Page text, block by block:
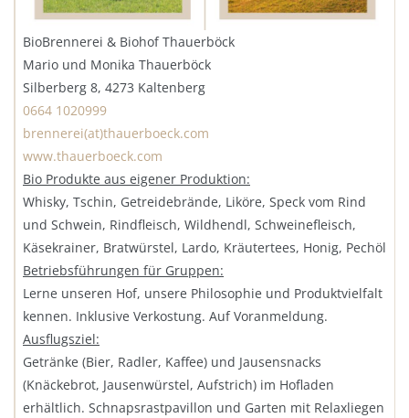
BioBrennerei & Biohof Thauerböck
Mario und Monika Thauerböck
Silberberg 8, 4273 Kaltenberg
0664 1020999
brennerei(at)thauerboeck.com
www.thauerboeck.com
Bio Produkte aus eigener Produktion:
Whisky, Tschin, Getreidebrände, Liköre, Speck vom Rind
und Schwein, Rindfleisch, Wildhendl, Schweinefleisch,
Käsekrainer, Bratwürstel, Lardo, Kräutertees, Honig, Pechöl
Betriebsführungen für Gruppen:
Lerne unseren Hof, unsere Philosophie und Produktvielfalt
kennen. Inklusive Verkostung. Auf Voranmeldung.
Ausflugsziel:
Getränke (Bier, Radler, Kaffee) und Jausensnacks
(Knäckebrot, Jausenwürstel, Aufstrich) im Hofladen
erhältlich. Schnapsrastpavillon und Garten mit Relaxliegen